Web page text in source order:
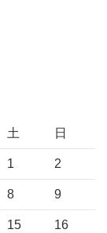
土 日
1 2
8 9
15 16